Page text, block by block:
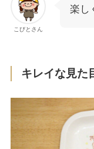
こびとさん
楽し
キレイな見た